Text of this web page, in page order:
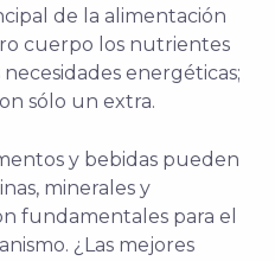
de la alimentación
cuerpo los nutrientes
energéticas;
sólo un extra.
y bebidas pueden
minerales y
fundamentales para el
¿Las mejores